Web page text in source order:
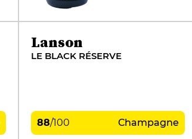
Lanson
LE BLACK RÉSERVE
88/100 Champagne